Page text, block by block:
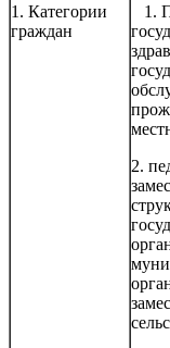
1. Категории
граждан
1.
2.